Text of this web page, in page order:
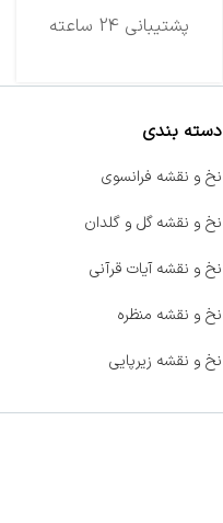
پشتیبانی 24 ساعته
دسته بندی
نخ و نقشه فرانسوی
نخ و نقشه گل و گلدان
نخ و نقشه آیات قرآنی
نخ و نقشه منظره
نخ و نقشه زیرپایی